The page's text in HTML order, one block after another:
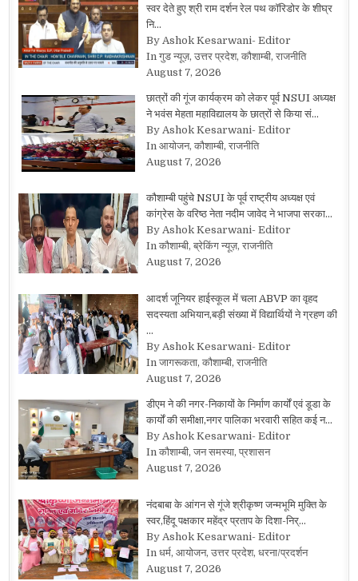
स्वर देते हुए श्री राम दर्शन रेल पथ कॉरिडोर के शीघ्र
नि…
By Ashok Kesarwani- Editor
In गुड न्यूज़, उत्तर प्रदेश, कौशाम्बी, राजनीति
August 7, 2026
छात्रों की गूंज कार्यक्रम को लेकर पूर्व NSUI अध्यक्ष
ने भवंस मेहता महाविद्यालय के छात्रों से किया सं…
By Ashok Kesarwani- Editor
In आयोजन, कौशाम्बी, राजनीति
August 7, 2026
कौशाम्बी पहुंचे NSUI के पूर्व राष्ट्रीय अध्यक्ष एवं
कांग्रेस के वरिष्ठ नेता नदीम जावेद ने भाजपा सरका…
By Ashok Kesarwani- Editor
In कौशाम्बी, ब्रेकिंग न्यूज़, राजनीति
August 7, 2026
आदर्श जूनियर हाईस्कूल में चला ABVP का वृहद
सदस्यता अभियान,बड़ी संख्या में विद्यार्थियों ने ग्रहण की
…
By Ashok Kesarwani- Editor
In जागरूकता, कौशाम्बी, राजनीति
August 7, 2026
डीएम ने की नगर-निकायों के निर्माण कार्यों एवं डूडा के
कार्यों की समीक्षा,नगर पालिका भरवारी सहित कई न…
By Ashok Kesarwani- Editor
In कौशाम्बी, जन समस्या, प्रशासन
August 7, 2026
नंदबाबा के आंगन से गूंजे श्रीकृष्ण जन्मभूमि मुक्ति के
स्वर,हिंदू पक्षकार महेंद्र प्रताप के दिशा-निर्…
By Ashok Kesarwani- Editor
In धर्म, आयोजन, उत्तर प्रदेश, धरना/प्रदर्शन
August 7, 2026